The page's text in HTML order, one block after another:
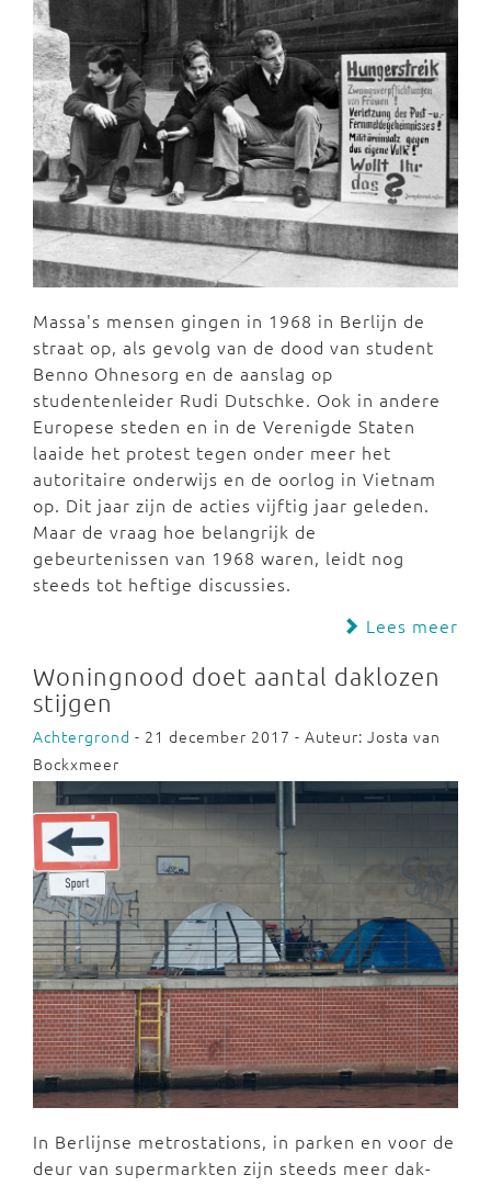
Massa's mensen gingen in 1968 in Berlijn de
straat op, als gevolg van de dood van student
Benno Ohnesorg en de aanslag op
studentenleider Rudi Dutschke. Ook in andere
Europese steden en in de Verenigde Staten
laaide het protest tegen onder meer het
autoritaire onderwijs en de oorlog in Vietnam
op. Dit jaar zijn de acties vijftig jaar geleden.
Maar de vraag hoe belangrijk de
gebeurtenissen van 1968 waren, leidt nog
steeds tot heftige discussies.
Lees meer
Woningnood doet aantal daklozen
stijgen
Achtergrond - 21 december 2017 - Auteur: Josta van
Bockxmeer
In Berlijnse metrostations, in parken en voor de
deur van supermarkten zijn steeds meer dak-